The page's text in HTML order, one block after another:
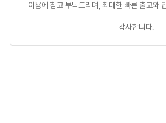
이용에 참고 부탁드리며, 최대한 빠른 출고와
감사합니다.